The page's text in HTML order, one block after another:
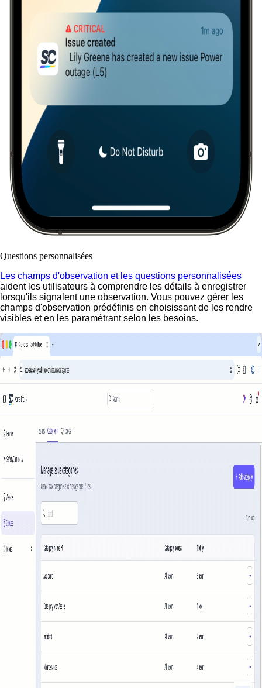
Questions personnalisées
Les champs d'observation et les questions personnalisées
aident les utilisateurs à comprendre les détails à enregistrer
lorsqu'ils signalent une observation. Vous pouvez gérer les
champs d'observation prédéfinis en choisissant de les rendre
visibles et en les paramétrant selon les besoins.